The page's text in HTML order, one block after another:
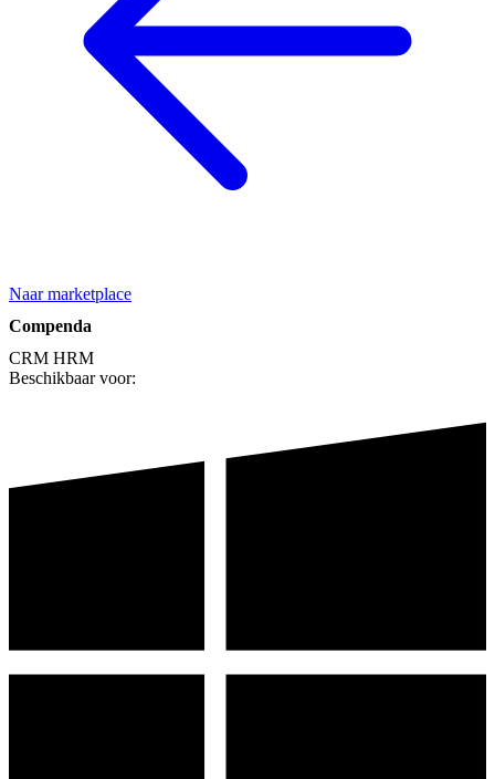
Naar marketplace
Compenda
CRM HRM
Beschikbaar voor: